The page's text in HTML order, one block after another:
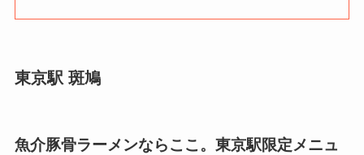
東京駅 斑鳩
魚介豚骨ラーメンならここ。東京駅限定メニュ